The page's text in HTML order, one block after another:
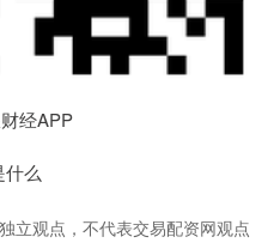
经APP
么
立观点，不代表交易配资网观点